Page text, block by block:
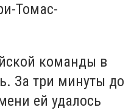
Томас-
команды в
За три минуты до
ей удалось